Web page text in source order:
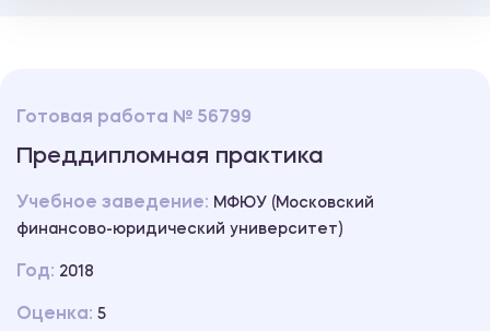
Готовая работа № 56799
Преддипломная практика
Учебное заведение: МФЮУ (Московский
финансово-юридический университет)
Год: 2018
Оценка: 5